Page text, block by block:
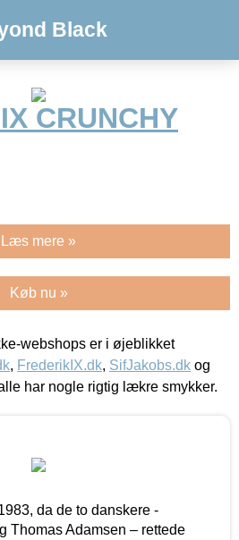
Black
CRUNCHY
Læs mere »
Køb nu »
webshops er i øjeblikket
, FrederikIX.dk, SifJakobs.dk og
har nogle rigtig lækre smykker.
da de to danskere -
Thomas Adamsen – rettede